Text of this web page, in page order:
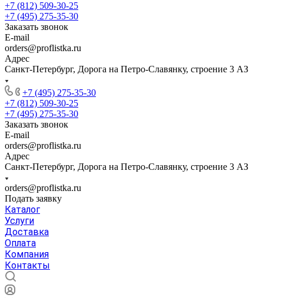
+7 (812) 509-30-25
+7 (495) 275-35-30
Заказать звонок
E-mail
orders@proflistka.ru
Адрес
Санкт-Петербург, Дорога на Петро-Славянку, строение 3 АЗ
+7 (495) 275-35-30
+7 (812) 509-30-25
+7 (495) 275-35-30
Заказать звонок
E-mail
orders@proflistka.ru
Адрес
Санкт-Петербург, Дорога на Петро-Славянку, строение 3 АЗ
orders@proflistka.ru
Подать заявку
Каталог
Услуги
Доставка
Оплата
Компания
Контакты